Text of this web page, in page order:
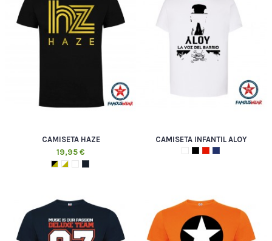
CAMISETA HAZE
19,95 €
CAMISETA INFANTIL ALOY